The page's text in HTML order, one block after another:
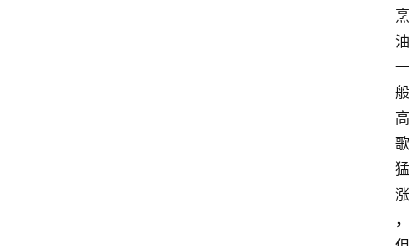
烹
油
一
般
高
歌
猛
涨
，